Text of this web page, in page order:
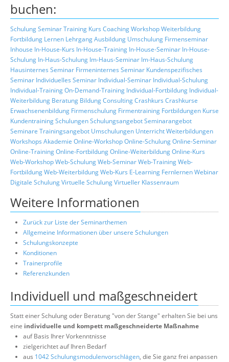
buchen:
SchulungSeminarTraining Kurs CoachingWorkshopWeiterbildung
Fortbildung Lernen LehrgangAusbildung Umschulung Firmenseminar
Inhouse In-House-Kurs In-House-Training In-House-Seminar In-House-
Schulung In-Haus-Schulung Im-Haus-Seminar Im-Haus-Schulung
Hausinternes Seminar Firmeninternes Seminar Kundenspezifisches
Seminar Individuelles Seminar Individual-Seminar Individual-Schulung
Individual-TrainingOn-Demand-Training Individual-Fortbildung Individual-
Weiterbildung Beratung BildungConsultingCrashkurs Crashkurse
Erwachsenenbildung Firmenschulung Firmentraining Fortbildungen Kurse
KundentrainingSchulungenSchulungsangebotSeminarangebot
Seminare Trainingsangebot Umschulungen UnterrichtWeiterbildungen
Workshops Akademie Online-WorkshopOnline-SchulungOnline-Seminar
Online-TrainingOnline-FortbildungOnline-WeiterbildungOnline-Kurs
Web-WorkshopWeb-SchulungWeb-SeminarWeb-TrainingWeb-
FortbildungWeb-WeiterbildungWeb-Kurs E-Learning FernlernenWebinar
Digitale SchulungVirtuelle SchulungVirtueller Klassenraum
Weitere Informationen
Zurück zur Liste der Seminarthemen
Allgemeine Informationen über unsere Schulungen
Schulungskonzepte
Konditionen
Trainerprofile
Referenzkunden
Individuell und maßgeschneidert
Statt einer Schulung oder Beratung "von der Stange" erhalten Sie bei uns
eine individuelle und kompett maßgeschneiderte Maßnahme
auf Basis Ihrer Vorkenntnisse
zielgerichtet auf Ihren Bedarf
aus 1042 Schulungsmodulenvorschlägen, die Sie ganz frei anpassen